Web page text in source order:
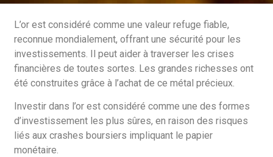
L’or est considéré comme une valeur refuge fiable,
reconnue mondialement, offrant une sécurité pour les
investissements. Il peut aider à traverser les crises
financières de toutes sortes. Les grandes richesses ont
été construites grâce à l’achat de ce métal précieux.
Investir dans l’or est considéré comme une des formes
d’investissement les plus sûres, en raison des risques
liés aux crashes boursiers impliquant le papier
monétaire.